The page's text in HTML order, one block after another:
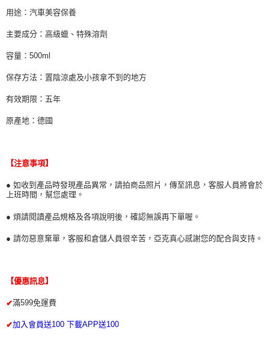
https://aftee.tw/terms/#terms3
「AFTEE先享後付」，若未經同意申辦者引起之損失，本公司不負相關責
４．使用「AFTEE先享後付」時，將依據個別帳號之用戶狀況，依本公司即
請求用戶進行身份認證。
恩沛科技股份有限公司將有權停止該用戶之使用額度並採取法律行動。
每筆NT$70，滿NT$490(含以上)免運費
宅配寄送，滿490免運費(運費$70)
用途：汽車美容保養
主要成分：高級蠟、特殊溶劑
容量：500ml
保存方法：置陰涼處及小孩拿不到的地方
有效期限：五年
原產地：德國
【注意事項】
● 如收到產品時發現產品異常，請拍商品照片，傳至訊息，客服人員將會於
上班時間，幫您處理。
● 煩請閱讀產品規格及各項說明後，確認無誤再下單喔。
● 請勿惡意棄單，客服和倉儲人員很辛苦，亞克真心感謝您的配合與支持。
【優惠訊息】
✔滿599免運費
✔加入會員送100 下載APP送100